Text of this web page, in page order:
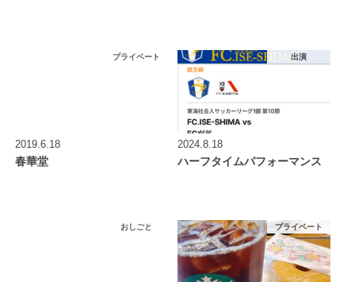
プライベート
2019.6.18
春華堂
出演
2024.8.18
ハーフタイムパフォーマンス
おしごと プライベート